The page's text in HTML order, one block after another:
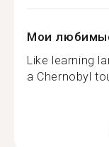
Мои
Like learning
a Chernobyl